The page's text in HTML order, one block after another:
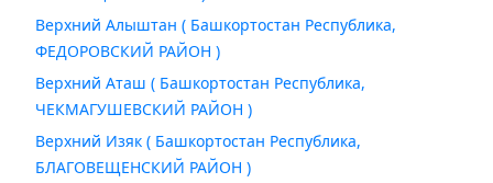
Верхний Алыштан ( Башкортостан Республика,
ФЕДОРОВСКИЙ РАЙОН )
Верхний Аташ ( Башкортостан Республика,
ЧЕКМАГУШЕВСКИЙ РАЙОН )
Верхний Изяк ( Башкортостан Республика,
БЛАГОВЕЩЕНСКИЙ РАЙОН )